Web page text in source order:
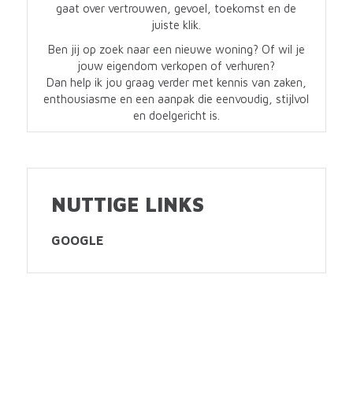
gaat over vertrouwen, gevoel, toekomst en de
juiste klik.
Ben jij op zoek naar een nieuwe woning? Of wil je
jouw eigendom verkopen of verhuren?
Dan help ik jou graag verder met kennis van zaken,
enthousiasme en een aanpak die eenvoudig, stijlvol
en doelgericht is.
NUTTIGE LINKS
GOOGLE